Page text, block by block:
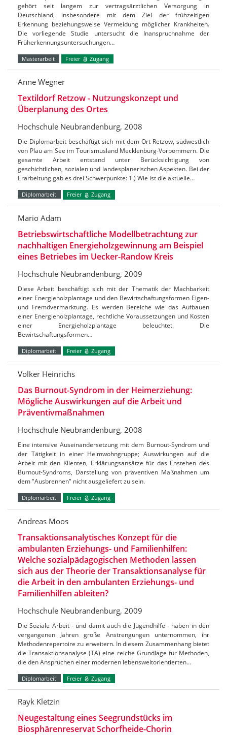
gehört seit langem zur vertragsärztlichen Versorgung in
Deutschland, insbesondere mit dem Ziel der frühzeitigen
Erkennung beziehungsweise Vermeidung möglicher Krankheiten.
Die vorliegende Studie untersucht die Inanspruchnahme der
Früherkennungsuntersuchungen…
Masterarbeit Freier Zugang
Anne Wegner
Textildorf Retzow - Nutzungskonzept und
Überplanung des Ortes
Hochschule Neubrandenburg, 2008
Die Diplomarbeit beschäftigt sich mit dem Ort Retzow, südwestlich
von Plau am See im Tourismusland Mecklenburg-Vorpommern. Die
gesamte Arbeit entstand unter Berücksichtigung von
geschichtlichen, sozialen und landesplanerischen Aspekten. Bei der
Erarbeitung gab es drei Schwerpunkte: 1.) Wie ist die aktuelle…
Diplomarbeit Freier Zugang
Mario Adam
Betriebswirtschaftliche Modellbetrachtung zur
nachhaltigen Energieholzgewinnung am Beispiel
eines Betriebes im Uecker-Randow Kreis
Hochschule Neubrandenburg, 2009
Diese Arbeit beschäftigt sich mit der Thematik der Machbarkeit
einer Energieholzplantage und den Bewirtschaftungsformen Eigen-
und Fremdvermarktung. Es werden Bereiche wie das Aufbauen
einer Energieholzplantage, rechtliche Voraussetzungen und Kosten
einer Energieholzplantage beleuchtet. Die
Bewirtschaftungsformen…
Diplomarbeit Freier Zugang
Volker Heinrichs
Das Burnout-Syndrom in der Heimerziehung:
Mögliche Auswirkungen auf die Arbeit und
Präventivmaßnahmen
Hochschule Neubrandenburg, 2008
Eine intensive Auseinandersetzung mit dem Burnout-Syndrom und
der Tätigkeit in einer Heimwohngruppe; Auswirkungen auf die
Arbeit mit den Klienten, Erklärungsansätze für das Enstehen des
Burnout-Syndroms, Darstellung von präventiven Maßnahmen um
dem "Ausbrennen" nicht ausgeliefert zu sein.
Diplomarbeit Freier Zugang
Andreas Moos
Transaktionsanalytisches Konzept für die
ambulanten Erziehungs- und Familienhilfen:
Welche sozialpädagogischen Methoden lassen
sich aus der Theorie der Transaktionsanalyse für
die Arbeit in den ambulanten Erziehungs- und
Familienhilfen ableiten?
Hochschule Neubrandenburg, 2009
Die Soziale Arbeit - und damit auch die Jugendhilfe - haben in den
vergangenen Jahren große Anstrengungen unternommen, ihr
Methodenrepertoire zu erweitern. In diesem Zusammenhang bietet
die Transaktionsanalyse (TA) eine reiche Grundlage für Methoden,
die den Ansprüchen einer modernen lebensweltorientierten…
Diplomarbeit Freier Zugang
Rayk Kletzin
Neugestaltung eines Seegrundstücks im
Biosphärenreservat Schorfheide-Chorin